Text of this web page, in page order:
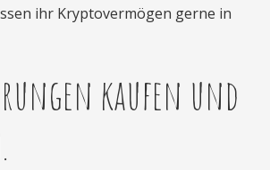
ihr Kryptovermögen gerne in
kaufen und